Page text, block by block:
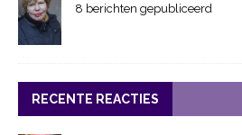
8 berichten gepubliceerd
RECENTE REACTIES